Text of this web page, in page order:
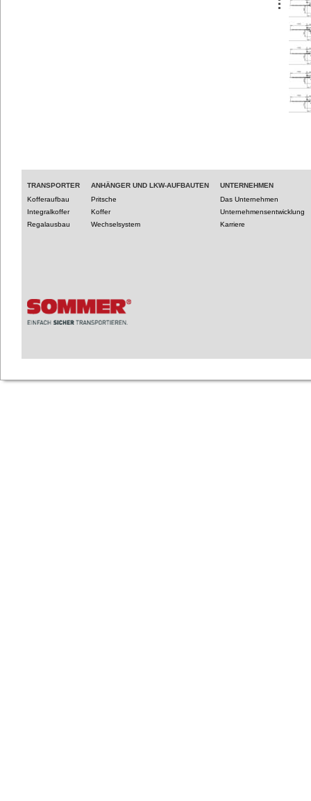
TRANSPORTER
Kofferaufbau
Integralkoffer
Regalausbau
ANHÄNGER UND LKW-AUFBAUTEN
Pritsche
Koffer
Wechselsystem
UNTERNEHMEN
Das Unternehmen
Unternehmensentwicklung
Karriere